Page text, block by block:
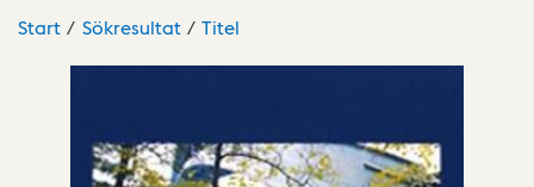
Start Sökresultat Titel